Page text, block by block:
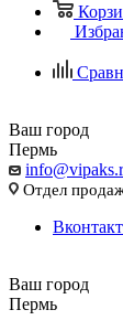
Ваш город
Пермь
Отдел
Ваш город
Пермь